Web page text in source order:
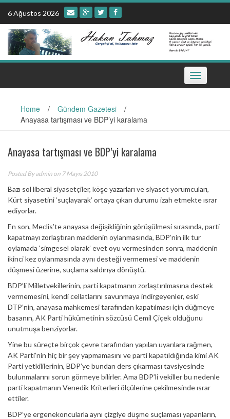
Skip
content
6 Ağustos 2026
Toggle
navigation
Home / Gündem Gazetesi
/
Anayasa tartışması ve BDP’yi karalama
Anayasa tartışması ve BDP’yi karalama
Posted Byadmin on 7 Mayıs 2010
Bazı sol liberal siyasetçiler, köşe yazarları ve siyaset yorumcuları,
Kürt siyasetini ‘suçlayarak’ ortaya çıkan durumu izah etmekte ısrar
ediyorlar.
En son, Meclis’te anayasa değişikliğinin görüşülmesi sırasında, parti
kapatmayı zorlaştıran maddenin oylanmasında, BDP’nin ilk tur
oylamada ‘simgesel olarak’ evet oyu vermesinden sonra, maddenin
ikinci kez oylanmasında aynı desteği vermemesi ve maddenin
düşmesi üzerine, suçlama saldırıya dönüştü.
BDP’li Milletvekillerinin, parti kapatmanın zorlaştırılmasına destek
vermemesini, kendi cellatlarını savunmaya indirgeyenler, eski
DTP’nin, anayasa mahkemesi tarafından kapatılması için düğmeye
basanın, AK Parti hükümetinin sözcüsü Cemil Çiçek olduğunu
unutmuşa benziyorlar.
Yine bu süreçte birçok çevre tarafından yapılan uyarılara rağmen,
AK Parti’nin hiç bir şey yapmamasını ve parti kapatıldığında kimi AK
Parti yetkililerinin, BDP’ye bundan ders çıkarması tavsiyesinde
bulunmalarını sorun görmeye bilirler. Ama BDP’li vekiller bu nedenle
parti kapatmanın Venedik Kriterleri ölçülerine çekilmesinde ısrar
ettiler.
BDP’ye ergenekoncularla aynı çizgiye düşme suçlaması yapanların,